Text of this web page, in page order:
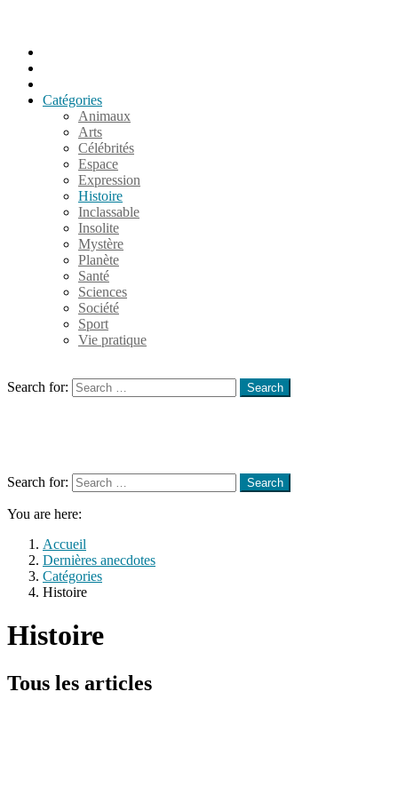
Catégories
Animaux
Arts
Célébrités
Espace
Expression
Histoire
Inclassable
Insolite
Mystère
Planète
Santé
Sciences
Société
Sport
Vie pratique
Search for:
Search
Search for:
Search
You are here:
Accueil
Dernières anecdotes
Catégories
Histoire
Histoire
Tous les articles